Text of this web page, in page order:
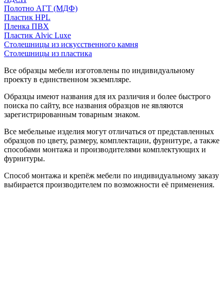
Полотно АГТ (МДФ)
Пластик HPL
Пленка ПВХ
Пластик Alvic Luxe
Столешницы из искусственного камня
Столешницы из пластика
Все образцы мебели изготовлены по индивидуальному
проекту в единственном экземпляре.
Образцы имеют названия для их различия и более быстрого
поиска по сайту, все названия образцов не являются
зарегистрированным товарным знаком.
Все мебельные изделия могут отличаться от представленных
образцов по цвету, размеру, комплектации, фурнитуре, а также
способами монтажа и производителями комплектующих и
фурнитуры.
Способ монтажа и крепёж мебели по индивидуальному заказу
выбирается производителем по возможности её применения.